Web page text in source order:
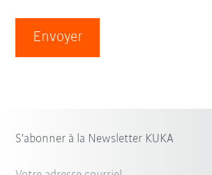
Envoyer
S'abonner à la Newsletter KUKA